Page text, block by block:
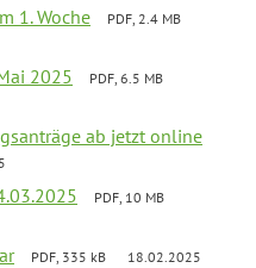
1. Woche
PDF, 2.4 MB
2025
PDF, 6.5 MB
ab jetzt online
PDF, 10 MB
PDF, 335 kB 18.02.2025